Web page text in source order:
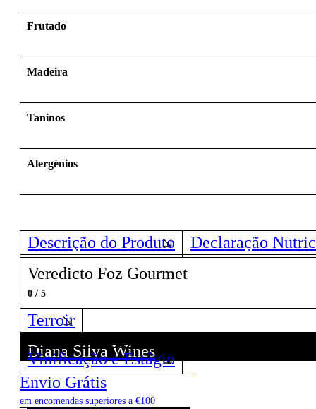
Frutado
Madeira
Taninos
Alergénios
Descrição do Produto
Declaração
Veredicto Foz Gourmet
0 / 5
Terroir
Diana Silva Wines
Descubra todos os Vinhos deste Produtor!
Vinificação e Estágio
Envio Grátis
em encomendas superiores a €100